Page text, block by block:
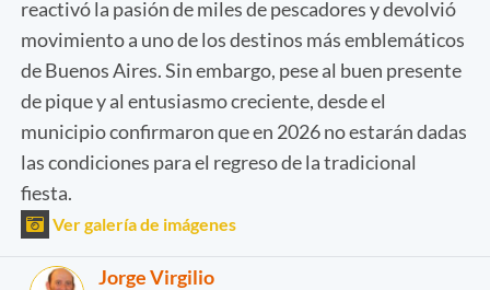
reactivó la pasión de miles de pescadores y devolvió
movimiento a uno de los destinos más emblemáticos
de Buenos Aires. Sin embargo, pese al buen presente
de pique y al entusiasmo creciente, desde el
municipio confirmaron que en 2026 no estarán dadas
las condiciones para el regreso de la tradicional
fiesta.
Ver galería de imágenes
Jorge Virgilio